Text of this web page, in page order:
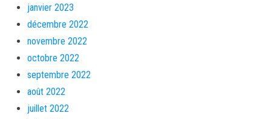
janvier 2023
décembre 2022
novembre 2022
octobre 2022
septembre 2022
août 2022
juillet 2022